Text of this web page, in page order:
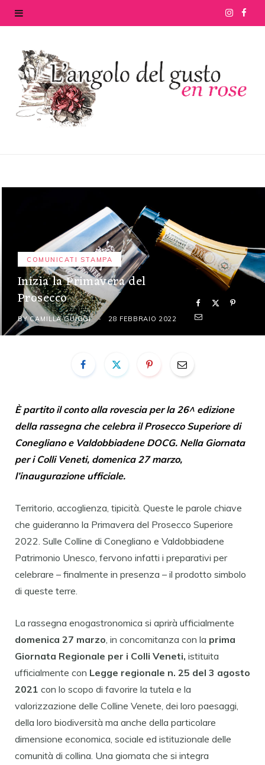
I
t e
COMUNICATI STAMPA
Inizia la Primavera del
Prosecco
BY CAMILLA GUIGGI 28 FEBBRAIO 2022
È partito il conto alla rovescia per la26^ edizione
della rassegna che celebra il Prosecco Superiore di
Conegliano e Valdobbiadene DOCG. Nella Giornata
per i Colli Veneti, domenica 27 marzo,
l’inaugurazione ufficiale.
Territorio, accoglienza, tipicità. Queste le parole chiave
che guideranno la Primavera del Prosecco Superiore
2022. Sulle Colline di Conegliano e Valdobbiadene
Patrimonio Unesco, fervono infatti i preparativi per
celebrare – finalmente in presenza – il prodotto simbolo
di queste terre.
La rassegna enogastronomica si aprirà ufficialmente
domenica 27 marzo , in concomitanza con la prima
Giornata Regionale per i Colli Veneti, istituita
ufficialmente con Legge regionale n. 25 del 3 agosto
2021 con lo scopo di favorire la tutela e la
valorizzazione delle Colline Venete, dei loro paesaggi,
della loro biodiversità ma anche della particolare
dimensione economica, sociale ed istituzionale delle
comunità di collina. Una giornata che si integra